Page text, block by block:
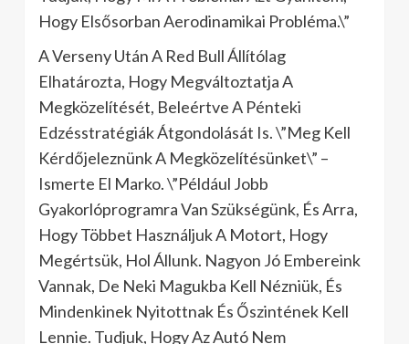
Hogy Elsősorban Aerodinamikai Probléma.\”
A Verseny Után A Red Bull Állítólag
Elhatározta, Hogy Megváltoztatja A
Megközelítését, Beleértve A Pénteki
Edzésstratégiák Átgondolását Is. \”Meg Kell
Kérdőjeleznünk A Megközelítésünket\” –
Ismerte El Marko. \”Például Jobb
Gyakorlóprogramra Van Szükségünk, És Arra,
Hogy Többet Használjuk A Motort, Hogy
Megértsük, Hol Állunk. Nagyon Jó Embereink
Vannak, De Neki Magukba Kell Nézniük, És
Mindenkinek Nyitottnak És Őszintének Kell
Lennie. Tudjuk, Hogy Az Autó Nem